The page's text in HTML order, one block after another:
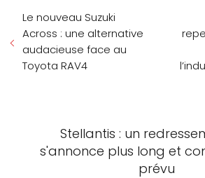
Le nouveau Suzuki
Across : une alternative
audacieuse face au
Toyota RAV4
Stellantis : un
s'annonce plus long et
prévu